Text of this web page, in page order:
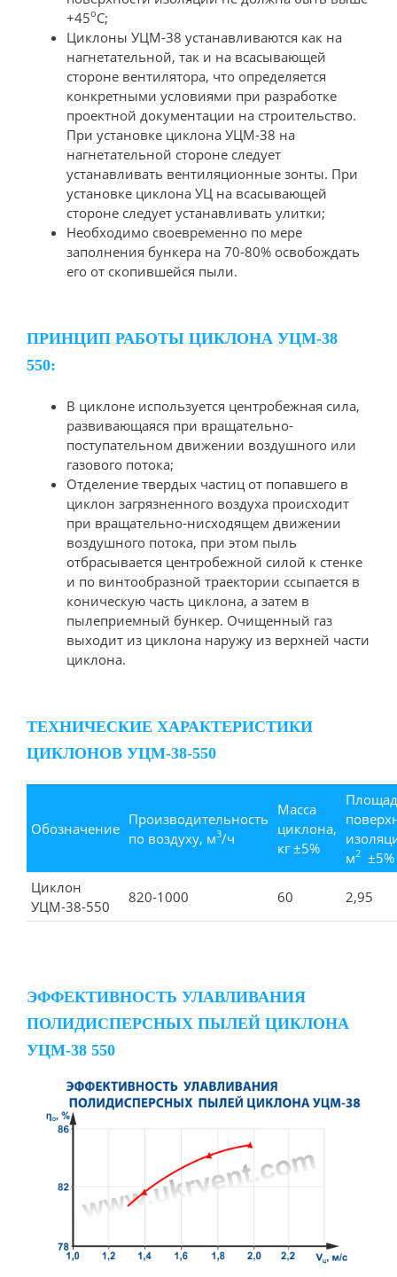
+45оС;
Циклоны УЦМ-38 устанавливаются как на
нагнетательной, так и на всасывающей
стороне вентилятора, что определяется
конкретными условиями при разработке
проектной документации на строительство.
При установке циклона УЦМ-38 на
нагнетательной стороне следует
устанавливать вентиляционные зонты. При
установке циклона УЦ на всасывающей
стороне следует устанавливать улитки;
Необходимо своевременно по мере
заполнения бункера на 70-80% освобождать
его от скопившейся пыли.
ПРИНЦИП РАБОТЫ ЦИКЛОНА УЦМ-38
550:
В циклоне используется центробежная сила,
развивающаяся при вращательно-
поступательном движении воздушного или
газового потока;
Отделение твердых частиц от попавшего в
циклон загрязненного воздуха происходит
при вращательно-нисходящем движении
воздушного потока, при этом пыль
отбрасывается центробежной силой к стенке
и по винтообразной траектории ссыпается в
коническую часть циклона, а затем в
пылеприемный бункер. Очищенный газ
выходит из циклона наружу из верхней части
циклона.
ТЕХНИЧЕСКИЕ ХАРАКТЕРИСТИКИ
ЦИКЛОНОВ УЦМ-38-550
Обозначение
Производительность
по воздуху, м3/ч
Масса
циклона,
кг ±5%
м2 ±5%
Циклон
УЦМ-38-550
820-1000 60 2,95
ЭФФЕКТИВНОСТЬ УЛАВЛИВАНИЯ
ПОЛИДИСПЕРСНЫХ ПЫЛЕЙ ЦИКЛОНА
УЦМ-38 550